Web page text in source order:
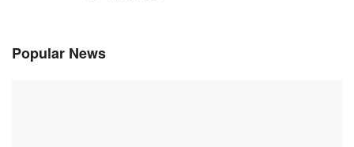
Popular News